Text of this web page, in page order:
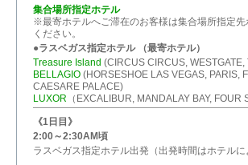
集合場所指定ホテル
※最寄ホテルへご滞在のお客様は集合場所指定先
ください。
●ラスベガス指定ホテル （最寄ホテル）
Treasure Island (CIRCUS CIRCUS, WESTGATE,
BELLAGIO (HORSESHOE LAS VEGAS, PARIS,
CAESARE PALACE)
LUXOR （EXCALIBUR, MANDALAY BAY, FOUR
《1日目》
2:00～2:30AM頃
ラスベガス指定ホテル出発（出発時間はホテルに